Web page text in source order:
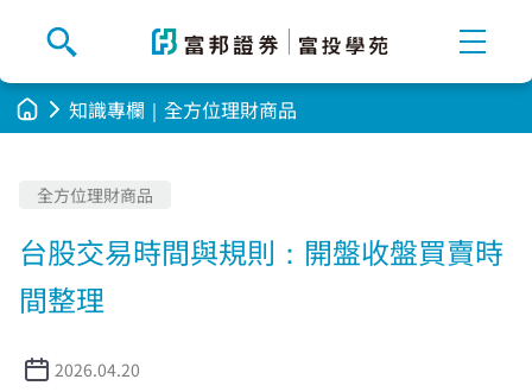
知識專欄
FUFU魔法山谷
好書輕鬆讀
程式交易教學
產業趨勢
活動專區
投資大富翁
熱門投票
禮遇集萃
知識專欄｜全方位理財商品
全方位理財商品
台股交易時間與規則：開盤收盤買賣時
間整理
2026.04.20